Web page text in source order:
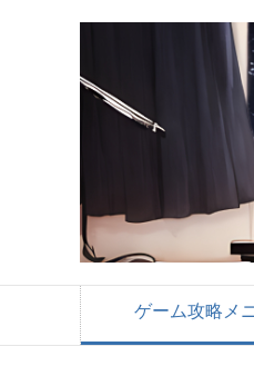
ゲーム攻略メ